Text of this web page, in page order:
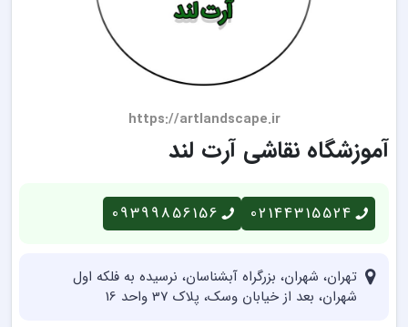
https://artlandscape.ir
آموزشگاه نقاشی آرت لند
02144315524
09399856156
تهران، شهران، بزرگراه آبشناسان، نرسیده به فلکه اول
شهران، بعد از خیابان وسک، پلاک 37 واحد 16